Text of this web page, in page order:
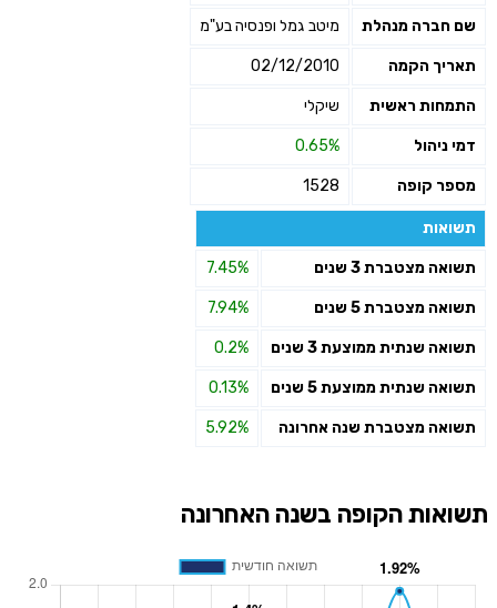
שם חברה מנהלת מיטב גמל ופנסיה בע"מ
תאריך הקמה 02/12/2010
התמחות ראשית שיקלי
דמי ניהול 0.65%
מספר קופה 1528
תשואות
תשואה מצטברת 3 שנים 7.45%
תשואה מצטברת 5 שנים 7.94%
תשואה שנתית ממוצעת 3 שנים 0.2%
תשואה שנתית ממוצעת 5 שנים 0.13%
תשואה מצטברת שנה אחרונה 5.92%
תשואות הקופה בשנה האחרונה